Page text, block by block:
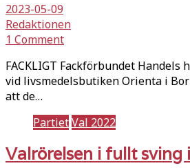
2023-05-09
Redaktionen
1 Comment
FACKLIGT Fackförbundet Handels
vid livsmedelsbutiken Orienta i
att de…
PartietVal 2022
Valrörelsen i fullt sving